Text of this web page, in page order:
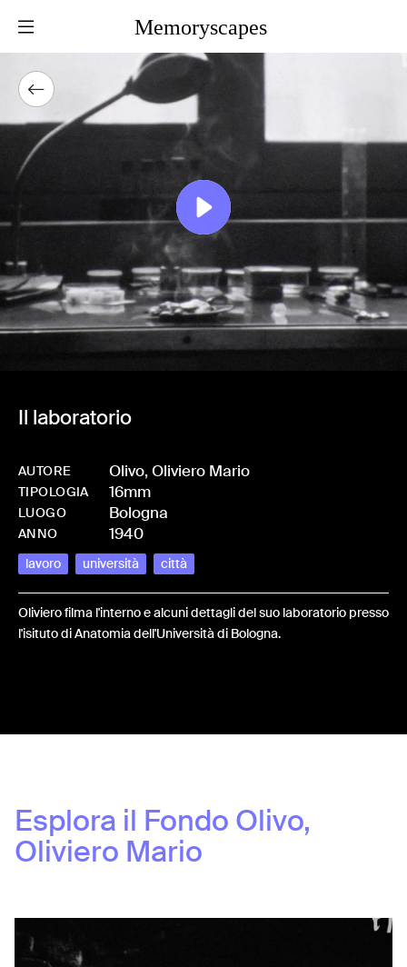
Memoryscapes
Il laboratorio
AUTORE Olivo, Oliviero Mario
TIPOLOGIA 16mm
LUOGO Bologna
ANNO 1940
lavoro università città
Oliviero filma l'interno e alcuni dettagli del suo laboratorio presso
l'isituto di Anatomia dell'Università di Bologna.
Esplora il Fondo Olivo,
Oliviero Mario